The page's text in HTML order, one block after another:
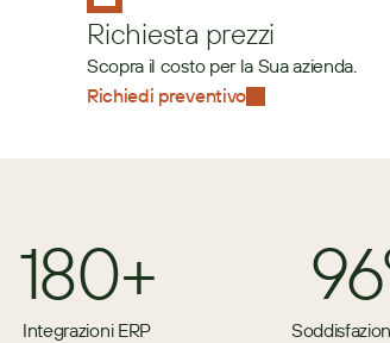
Richiesta prezzi
Scopra il costo per la Sua azienda.
Richiedi preventivo
180+
Integrazioni ERP